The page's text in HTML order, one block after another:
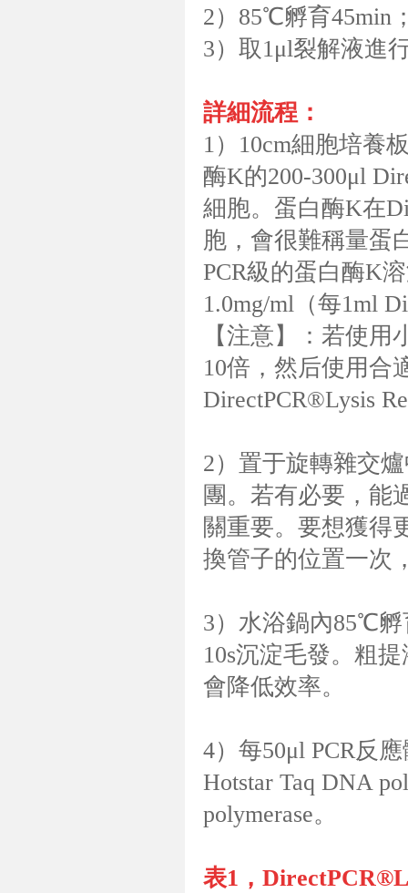
2）85℃孵育45min
3）取1μl裂解液進
詳細流程：
1）10cm細胞培養
酶K的200-300μl
細胞。蛋白酶K在
胞，會很難稱量蛋
PCR級的蛋白酶K
1.0mg/ml（每1ml
【注意】：若使
10倍，然后使用合
DirectPCR®Lysis
2）置于旋轉雜交
團。若有必要，能
關重要。要想獲得
換管子的位置一次
3）水浴鍋內85℃孵
10s沉淀毛發。粗
會降低效率。
4）每50μl PCR反
Hotstar Taq DNA
polymerase。
表1，